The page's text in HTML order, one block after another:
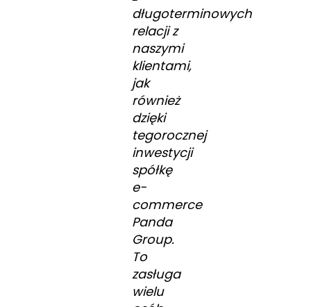
długoterminowych
relacji z
naszymi
klientami,
jak
również
dzięki
tegorocznej
inwestycji
spółkę
e-
commerce
Panda
Group.
To
zasługa
wielu